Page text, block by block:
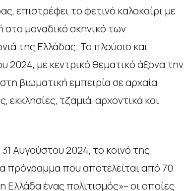
επιστρέφει το φετινό καλοκαίρι με
μοναδικό σκηνικό των
της Ελλάδας. Το πλούσιο και
με κεντρικό θεματικό άξονα την
βιωματική εμπειρία σε αρχαία
εκκλησίες, τζαμιά, αρχοντικά και
Αυγούστου 2024, το κοινό της
πρόγραμμα που αποτελείται από 70
ένας πολιτισμός»– οι οποίες